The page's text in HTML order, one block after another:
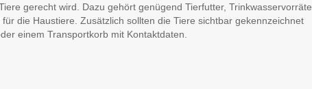
gerecht wird. Dazu gehört genügend Tierfutter, Trinkwasservorräte
die Haustiere. Zusätzlich sollten die Tiere sichtbar gekennzeichnet
einem Transportkorb mit Kontaktdaten.